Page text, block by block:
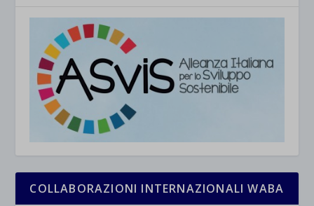
COLLABORAZIONI INTERNAZIONALI WABA